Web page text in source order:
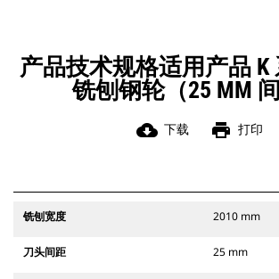
产品技术规格适用产品 K
铣刨钢轮（25 MM 间
cloud_download 下载 print 打印
铣刨宽度 2010 mm
刀头间距 25 mm